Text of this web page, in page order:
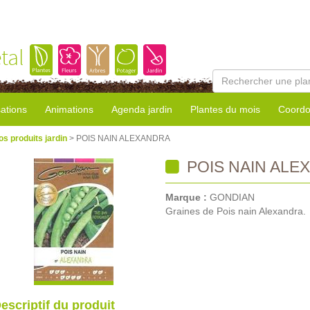
Animations Agenda jardin Plantes du mois
produits jardin > POIS NAIN ALEXANDRA
POIS NAIN
Marque : GONDIAN
Graines de Pois nain Alexandra.
du produit